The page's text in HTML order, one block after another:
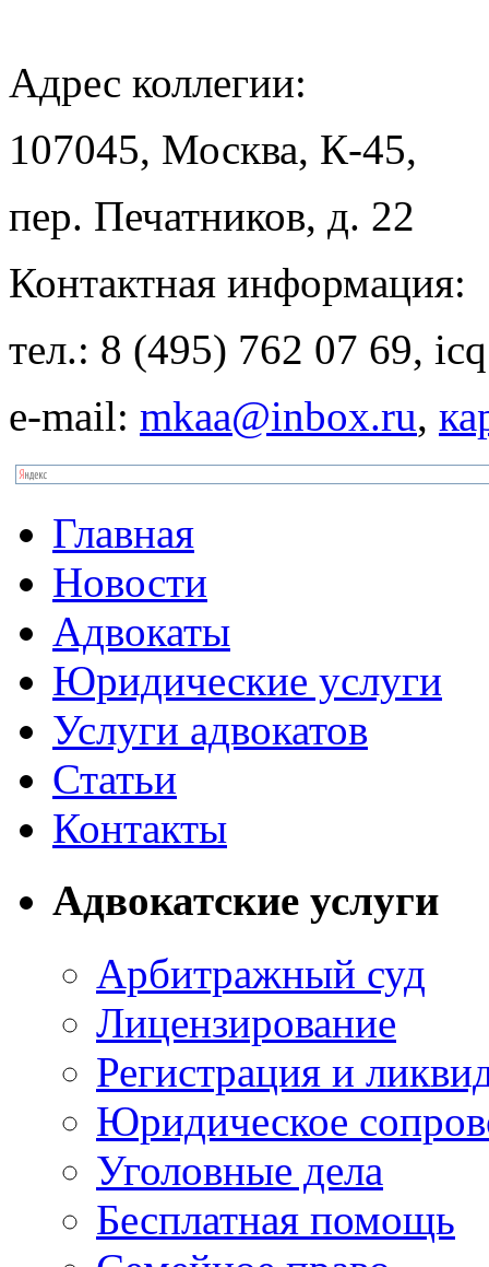
Адрес коллегии:
107045, Москва, К-45,
пер. Печатников, д. 22
Контактная информация:
тел.: 8 (495) 762 07 69,
e-mail: mkaa@inbox.ru,
Главная
Новости
Адвокаты
Юридические услуги
Услуги адвокатов
Статьи
Контакты
Адвокатские услуги
Арбитражный суд
Лицензирование
Регистрация и
Юридическое
Уголовные дела
Бесплатная помощь